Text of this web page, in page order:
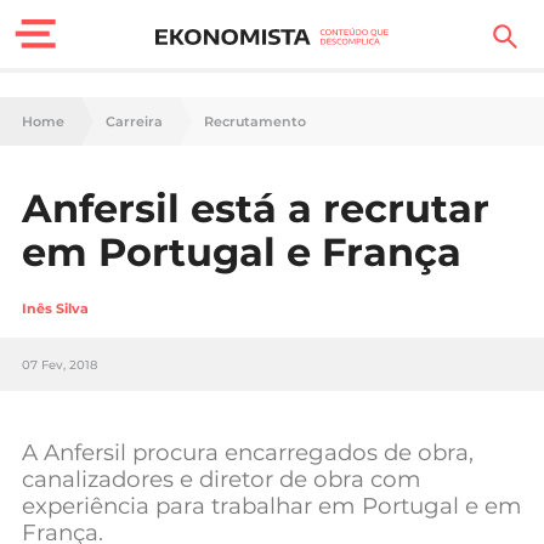
Finanças Pessoais
Carreira
Tecnologia
Negócios
Home Carreira Recrutamento
Anfersil está a recrutar
em Portugal e França
Inês Silva
07 Fev, 2018
A Anfersil procura encarregados de obra,
canalizadores e diretor de obra com
experiência para trabalhar em Portugal e em
França.